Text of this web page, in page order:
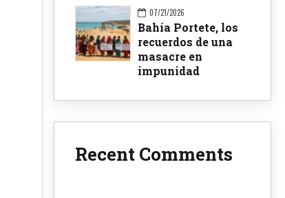
07/21/2026
Bahía Portete, los
recuerdos de una
masacre en
impunidad
Recent Comments